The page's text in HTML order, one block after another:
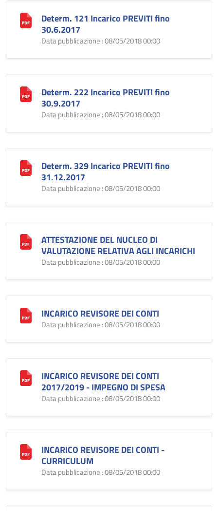
Determ. 121 Incarico PREVITI fino
30.6.2017
Data pubblicazione : 08/05/2018 00:00
Determ. 222 Incarico PREVITI fino
30.9.2017
Data pubblicazione : 08/05/2018 00:00
Determ. 329 Incarico PREVITI fino
31.12.2017
Data pubblicazione : 08/05/2018 00:00
ATTESTAZIONE DEL NUCLEO DI
VALUTAZIONE RELATIVA AGLI INCARICHI
Data pubblicazione : 08/05/2018 00:00
INCARICO REVISORE DEI CONTI
Data pubblicazione : 08/05/2018 00:00
INCARICO REVISORE DEI CONTI
2017/2019 - IMPEGNO DI SPESA
Data pubblicazione : 08/05/2018 00:00
INCARICO REVISORE DEI CONTI -
CURRICULUM
Data pubblicazione : 08/05/2018 00:00